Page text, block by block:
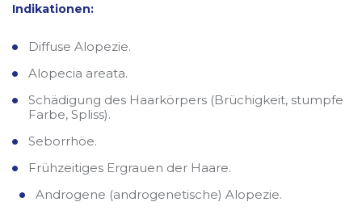
Indikationen:
Diffuse Alopezie.
Alopecia areata.
Schädigung des Haarkörpers (Brüchigkeit, stumpfe
Farbe, Spliss).
Seborrhöe.
Frühzeitiges Ergrauen der Haare.
Androgene (androgenetische) Alopezie.